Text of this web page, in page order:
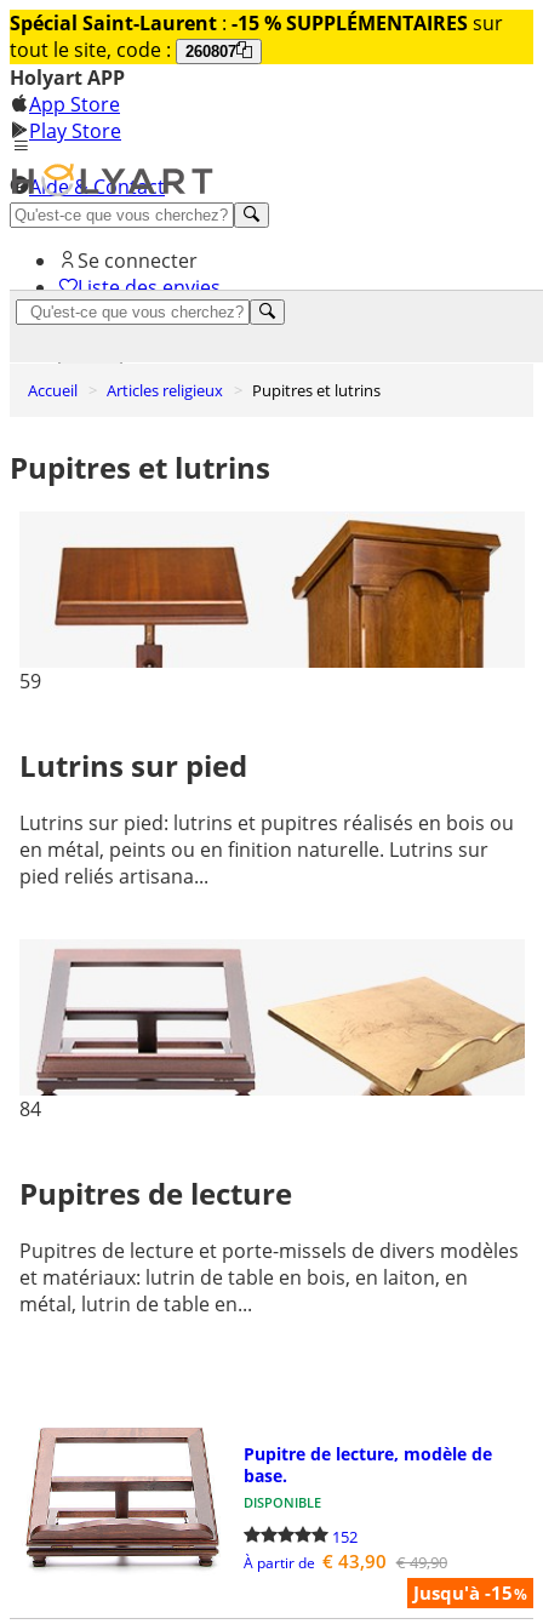
Spécial Saint-Laurent : -15 % SUPPLÉMENTAIRESsur
tout le site, code :
260807
Holyart APP
App Store
Play Store
Aide & Contact
Découvrez Premium
Se connecter
Liste des envies
Accueil Articles religieux Pupitres et lutrins
Pupitres et lutrins
59
Lutrins sur pied
Lutrins sur pied: lutrins et pupitres réalisés en bois ou
en métal, peints ou en finition naturelle. Lutrins sur
pied reliés artisana...
84
Pupitres de lecture
Pupitres de lecture et porte-missels de divers modèles
et matériaux: lutrin de table en bois, en laiton, en
métal, lutrin de table en...
Jusqu'à -15%
Pupitre de lecture, modèle de
base.
DISPONIBLE
152
À partir de € 43,90 € 49,90